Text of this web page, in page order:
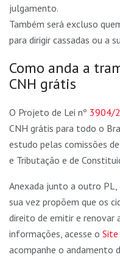
julgamento.
Também será excluso
para dirigir cassadas ou a
Como anda a
CNH grátis
O Projeto de Lei nº 3904/
CNH grátis para todo o
estudo pelas comissões
e Tributação e de
Anexada junto a outro PL,
sua vez propõem que os
direito de emitir e renovar
informações, acesse o
acompanhe o andamento